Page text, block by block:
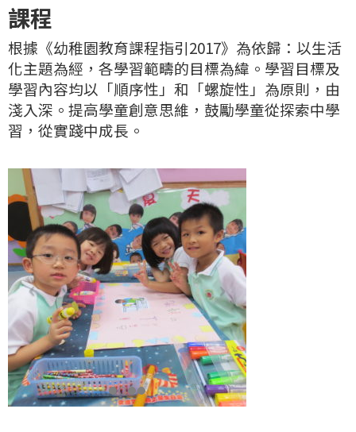
課程
根據《幼稚園教育課程指引2017》為依歸：以生活
化主題為經，各學習範疇的目標為緯。學習目標及
學習內容均以「順序性」和「螺旋性」為原則，由
淺入深。提高學童創意思維，鼓勵學童從探索中學
習，從實踐中成長。